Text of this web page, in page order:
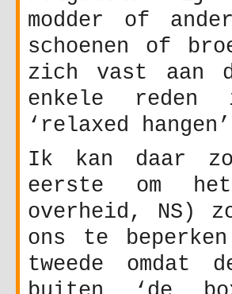
modder of
schoenen of
zich vast aan
enkele
‘relaxed
Ik kan daar zo
eerste om
overheid, NS)
ons te
tweede omdat